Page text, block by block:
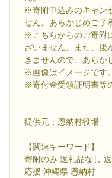
※寄附申込みのキャン
せん。あらかじめご了
※こちらからのご寄附
ざいません。また、後
きませんので、あらか
※画像はイメージです。
※寄付金受領証明書等
提供元：恩納村役場
【関連キーワード】
寄附のみ 返礼品なし
応援 沖縄県 恩納村